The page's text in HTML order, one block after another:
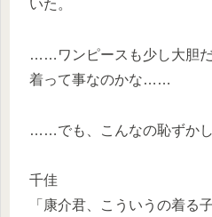
いた。
……ワンピースも少し大胆
着って事なのかな……
……でも、こんなの恥ずか
千佳
「康介君、こういうの着る